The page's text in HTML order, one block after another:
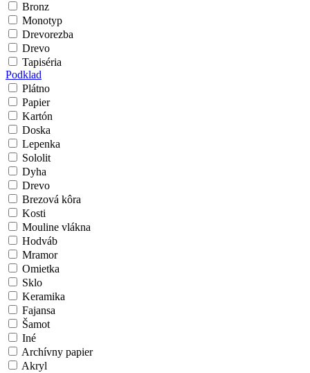
Bronz
Monotyp
Drevorezba
Drevo
Tapiséria
Podklad
Plátno
Papier
Kartón
Doska
Lepenka
Sololit
Dyha
Drevo
Brezová kôra
Kosti
Mouline vlákna
Hodváb
Mramor
Omietka
Sklo
Keramika
Fajansa
Šamot
Iné
Archívny papier
Akryl